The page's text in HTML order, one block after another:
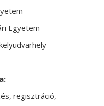
Egyetem
regisztráció,